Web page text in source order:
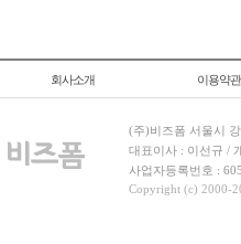
회사소개 이용약관
(주)비즈폼 서울시
대표이사 : 이선규 /
사업자등록번호 :
Copyright (c) 2000-